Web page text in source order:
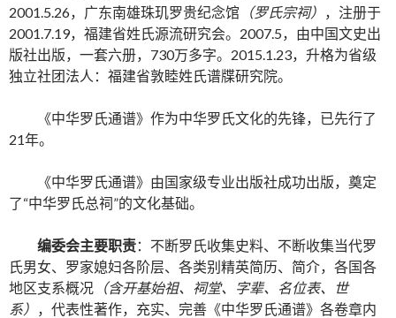
2001.5.26，广东南雄珠玑罗贵纪念馆 （罗氏宗祠） ，注册于
2001.7.19，福建省姓氏源流研究会。2007.5，由中国文史出
版社出版，一套六册，730万多字。2015.1.23，升格为省级
独立社团法人：福建省敦睦姓氏谱牒研究院。
《中华罗氏通谱》作为中华罗氏文化的先锋，已先行了
21年。
《中华罗氏通谱》由国家级专业出版社成功出版，奠定
了“中华罗氏总祠”的文化基础。
编委会主要职责：不断罗氏收集史料、不断收集当代罗
氏男女、罗家媳妇各阶层、各类别精英简历、简介，各国各
地区支系概况 （含开基始祖、祠堂、字辈、名位表、世
系） ，代表性著作，充实、完善《中华罗氏通谱》各卷章内